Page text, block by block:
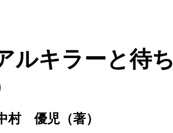
ルキラーと待ち
村 優児（著）